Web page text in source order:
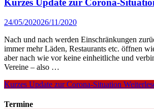
Kurzes Update zur Corona-
24/05/202026/11/2020
Nach und nach werden Einschränkungen
immer mehr Läden, Restaurants etc. öffnen
aber nach wie vor keine einheitliche und
Vereine – also …
Kurzes Update zur Corona-Situation
Termine